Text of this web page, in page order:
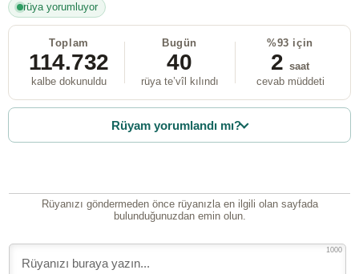
rüya yorumluyor
Toplam
114.732
kalbe dokunuldu
Bugün
40
rüya te’vîl kılındı
%93 için
2 saat
cevab müddeti
Rüyam yorumlandı mı?
Rüyanızı göndermeden önce rüyanızla en ilgili olan sayfada
bulunduğunuzdan emin olun.
1000